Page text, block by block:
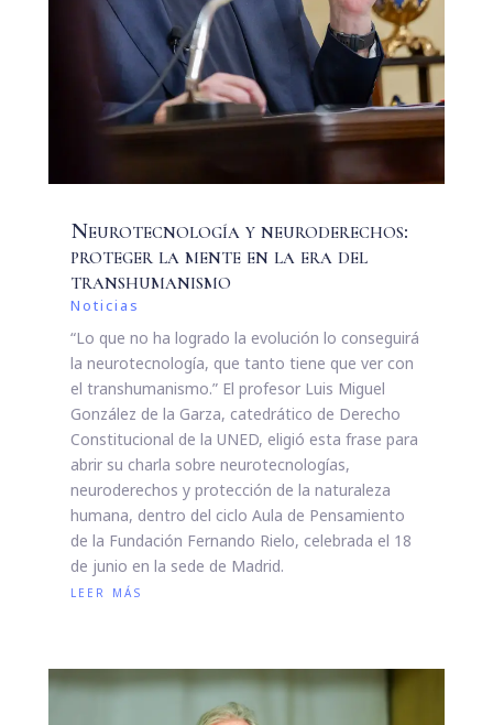
Neurotecnología y neuroderechos:
proteger la mente en la era del
transhumanismo
Noticias
“Lo que no ha logrado la evolución lo conseguirá
la neurotecnología, que tanto tiene que ver con
el transhumanismo.” El profesor Luis Miguel
González de la Garza, catedrático de Derecho
Constitucional de la UNED, eligió esta frase para
abrir su charla sobre neurotecnologías,
neuroderechos y protección de la naturaleza
humana, dentro del ciclo Aula de Pensamiento
de la Fundación Fernando Rielo, celebrada el 18
de junio en la sede de Madrid.
leer más